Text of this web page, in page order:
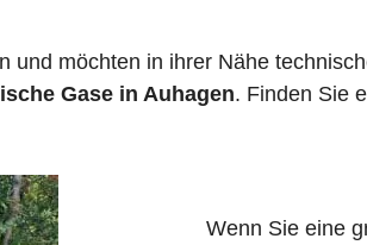
und möchten in ihrer Nähe
Gase in Auhagen. Finden Sie
Wenn Sie eine